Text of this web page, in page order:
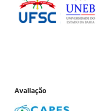
Avaliação